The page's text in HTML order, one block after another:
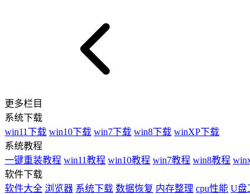
更多栏目
系统下载
win11下载 win10下载 win7下载 win8下载 winXP下载
系统教程
一键重装教程 win11教程 win10教程 win7教程 win8教程
软件下载
软件大全 浏览器 系统下载 数据恢复 内存整理 cpu性能 U盘